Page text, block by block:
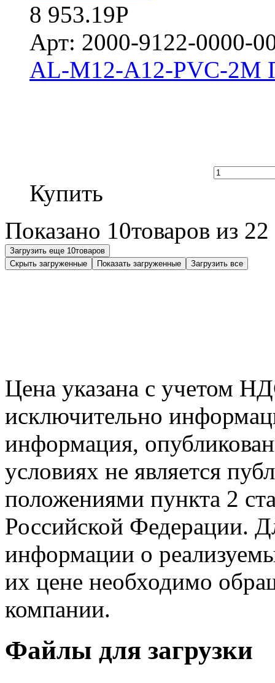
8 953.19Р
Арт: 2000-9122-0000-
AL-M12-A12-PVC-2M
Купить
Показано 10товаров из 22
Загрузить еще 10товаров
Скрыть загруженные
Показать загруженные Загрузить все
Цена указана с учетом
исключительно
информация,
условиях не является
положениями пункта 2
Российской Федерации.
информации о
их цене необходимо
компании.
Файлы для загрузки